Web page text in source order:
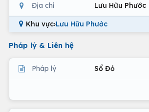
Địa chỉ Lưu Hữu Phước
Khu vực›Lưu Hữu Phước
Pháp lý & Liên hệ
Pháp lý Sổ Đỏ